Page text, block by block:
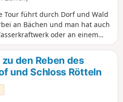
Tour führt durch Dorf und Wald
an Bächen und man hat auch
oder an einem
einzulegen.
den Reben des
und Schloss Rötteln